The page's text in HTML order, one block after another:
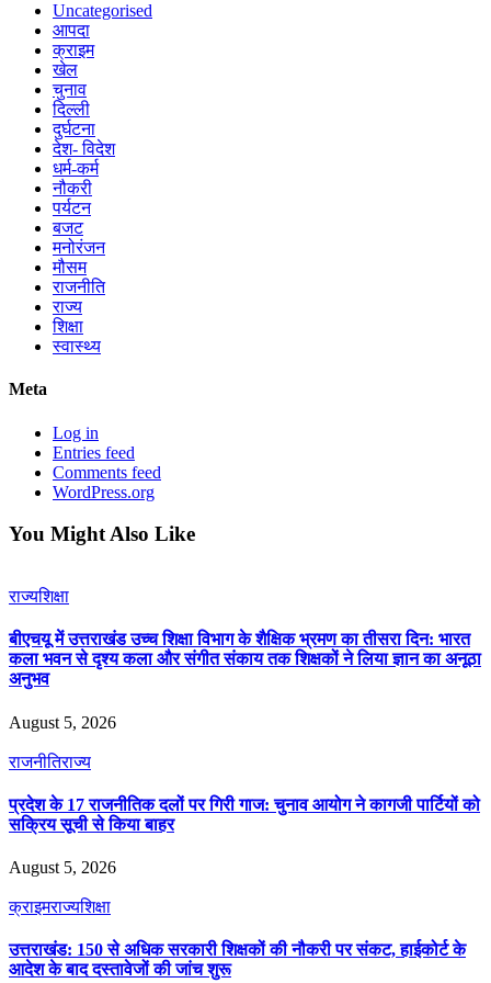
Uncategorised
आपदा
क्राइम
खेल
चुनाव
दिल्ली
दुर्घटना
देश- विदेश
धर्म-कर्म
नौकरी
पर्यटन
बजट
मनोरंजन
मौसम
राजनीति
राज्य
शिक्षा
स्वास्थ्य
Meta
Log in
Entries feed
Comments feed
WordPress.org
You Might Also Like
राज्यशिक्षा
बीएचयू में उत्तराखंड उच्च शिक्षा विभाग के शैक्षिक भ्रमण का तीसरा दिन: भारत
कला भवन से दृश्य कला और संगीत संकाय तक शिक्षकों ने लिया ज्ञान का अनूठा
अनुभव
August 5, 2026
राजनीतिराज्य
प्रदेश के 17 राजनीतिक दलों पर गिरी गाज: चुनाव आयोग ने कागजी पार्टियों को
सक्रिय सूची से किया बाहर
August 5, 2026
क्राइमराज्यशिक्षा
उत्तराखंड: 150 से अधिक सरकारी शिक्षकों की नौकरी पर संकट, हाईकोर्ट के
आदेश के बाद दस्तावेजों की जांच शुरू